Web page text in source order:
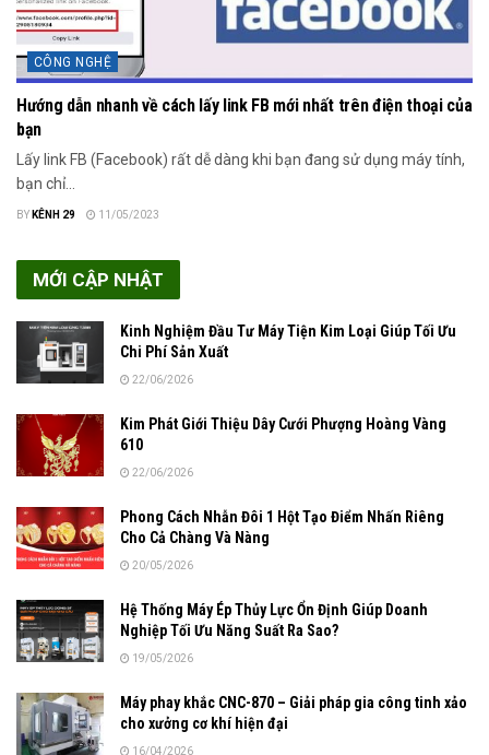
CÔNG NGHỆ
Hướng dẫn nhanh về cách lấy link FB mới nhất trên điện thoại của
bạn
Lấy link FB (Facebook) rất dễ dàng khi bạn đang sử dụng máy tính,
bạn chỉ...
BY KÊNH 29 11/05/2023
MỚI CẬP NHẬT
Kinh Nghiệm Đầu Tư Máy Tiện Kim Loại Giúp Tối Ưu
Chi Phí Sản Xuất
22/06/2026
Kim Phát Giới Thiệu Dây Cưới Phượng Hoàng Vàng
610
22/06/2026
Phong Cách Nhẫn Đôi 1 Hột Tạo Điểm Nhấn Riêng
Cho Cả Chàng Và Nàng
20/05/2026
Hệ Thống Máy Ép Thủy Lực Ổn Định Giúp Doanh
Nghiệp Tối Ưu Năng Suất Ra Sao?
19/05/2026
Máy phay khắc CNC-870 – Giải pháp gia công tinh xảo
cho xưởng cơ khí hiện đại
16/04/2026